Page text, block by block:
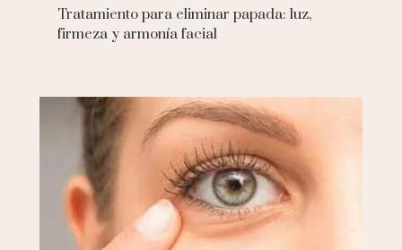
Tratamiento para eliminar papada: luz,
firmeza y armonía facial